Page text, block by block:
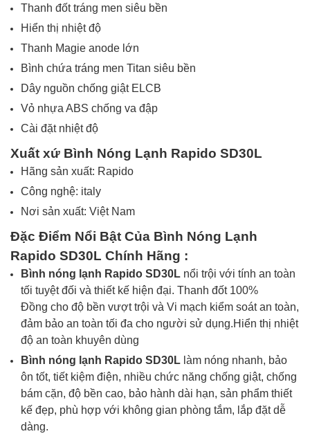
Thanh đốt tráng men siêu bền
Hiển thị nhiệt độ
Thanh Magie anode lớn
Bình chứa tráng men Titan siêu bền
Dây nguồn chống giật ELCB
Vỏ nhựa ABS chống va đập
Cài đặt nhiệt độ
Xuất xứ Bình Nóng Lạnh Rapido SD30L
Hãng sản xuất: Rapido
Công nghệ: italy
Nơi sản xuất: Việt Nam
Đặc Điểm Nổi Bật Của Bình Nóng Lạnh
Rapido SD30L Chính Hãng :
Bình nóng lạnh Rapido SD30L nổi trội với tính an toàn
tối tuyệt đối và thiết kế hiện đại. Thanh đốt 100%
Đồng cho độ bền vượt trội và Vi mạch kiểm soát an toàn,
đảm bảo an toàn tối đa cho người sử dụng.Hiển thị nhiệt
độ an toàn khuyên dùng
Bình nóng lạnh Rapido SD30L làm nóng nhanh, bảo
ôn tốt, tiết kiệm điện, nhiều chức năng chống giật, chống
bám cặn, độ bền cao, bảo hành dài hạn, sản phẩm thiết
kế đẹp, phù hợp với không gian phòng tắm, lắp đặt dễ
dàng.